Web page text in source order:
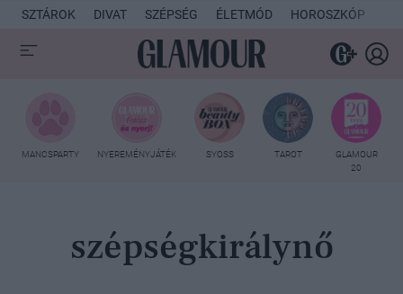
SZTÁROK DIVAT SZÉPSÉG ÉLETMÓD HOROSZKÓP
MANCSPARTY NYEREMÉNYJÁTÉK SYOSS TAROT
GLAMOUR
20
szépségkirálynő